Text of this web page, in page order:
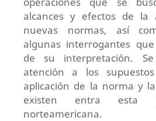
alcances y efectos de la
nuevas normas, así
algunas interrogantes
de su interpretación.
atención a los
aplicación de la norma y
existen entra
norteamericana.